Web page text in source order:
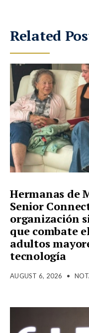
Related
Hermanas de
Senior
organización
que combate
adultos
tecnología
AUGUST 6, 2026 •